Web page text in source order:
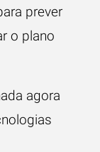
prever
o plano
agora